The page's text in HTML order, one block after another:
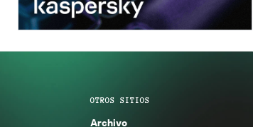
OTROS SITIOS
Archivo